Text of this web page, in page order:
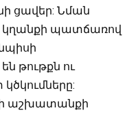
ցավեր: Նման
կղանքի պատճառով
թութքն ու
աշխատանքի